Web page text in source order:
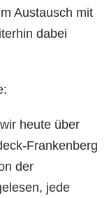
Austausch mit
dabei
heute über
Frankenberg
der
jede